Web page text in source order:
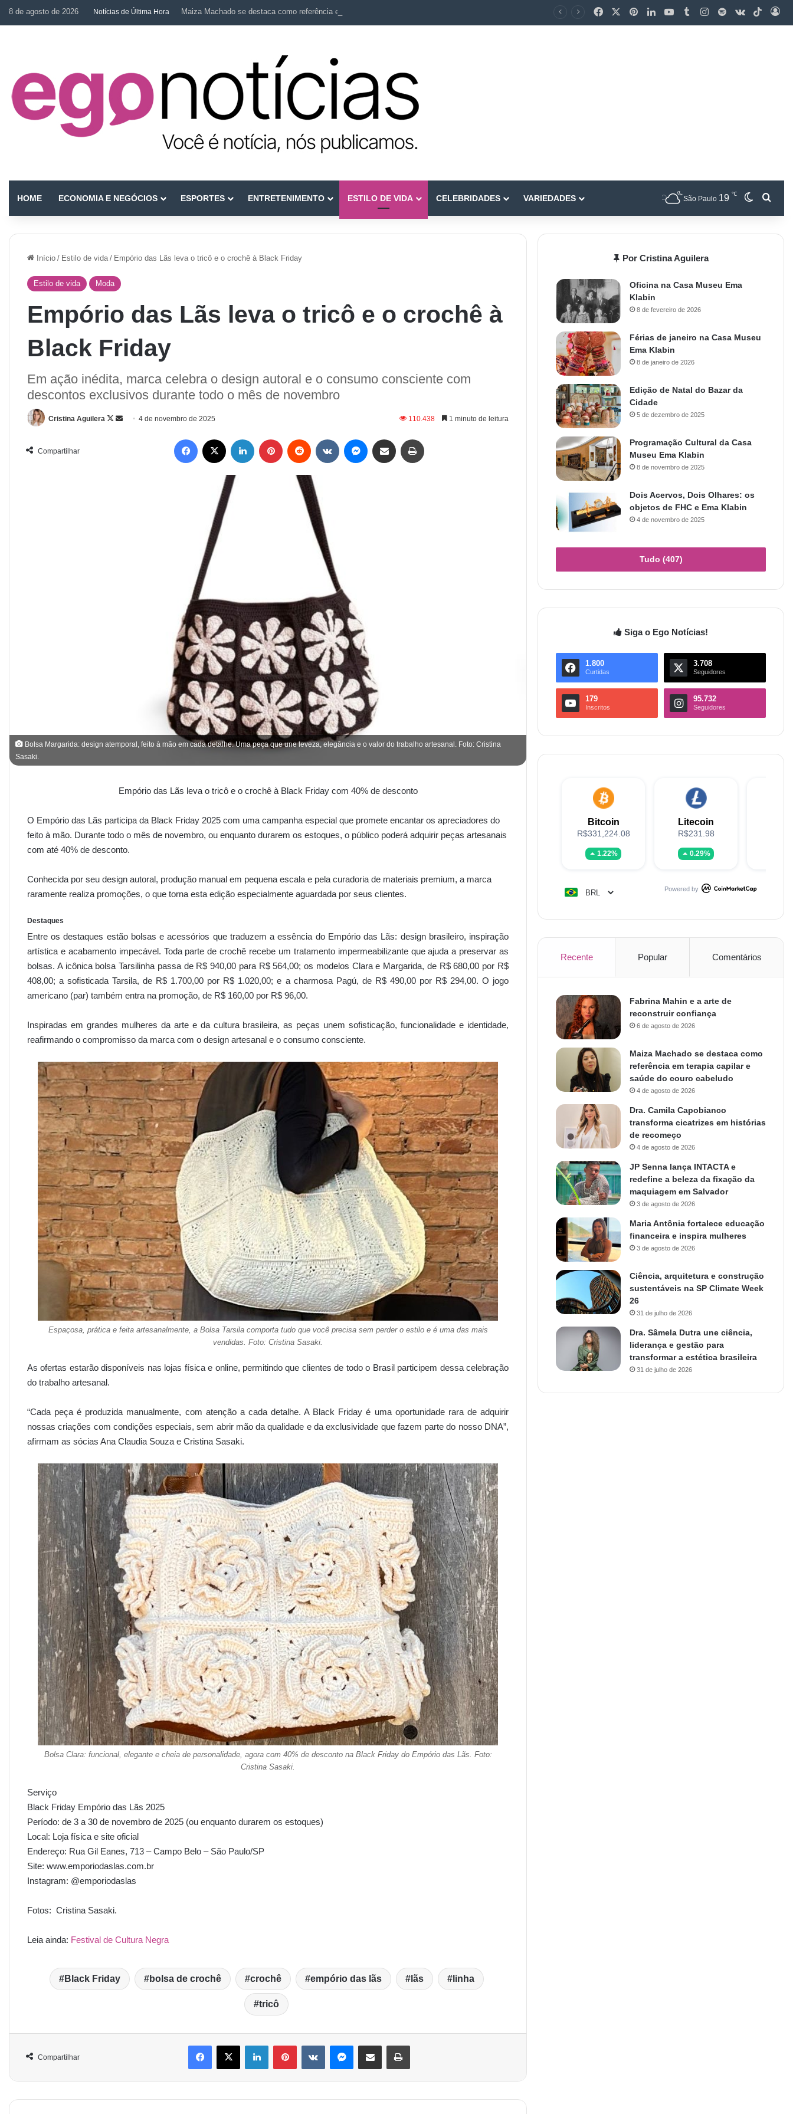
8 de agosto de 2026 Notícias de Última Hora Maiza Machado se destaca como referência em terapia capilar e saúde do couro cabeludo
HOME ECONOMIA E NEGÓCIOS ESPORTES ENTRETENIMENTO ESTILO DE VIDA CELEBRIDADES VARIEDADES São Paulo 19 ℃
Início / Estilo de vida / Empório das Lãs leva o tricô e o crochê à Black Friday
Estilo de vida Moda
Empório das Lãs leva o tricô e o crochê à
Black Friday
Em ação inédita, marca celebra o design autoral e o consumo consciente com
descontos exclusivos durante todo o mês de novembro
Cristina Aguilera 4 de novembro de 2025 110.438 1 minuto de leitura
Compartilhar
Bolsa Margarida: design atemporal, feito à mão em cada detalhe. Uma peça que une leveza, elegância e o valor do trabalho artesanal. Foto: Cristina
Sasaki.
Empório das Lãs leva o tricô e o crochê à Black Friday com 40% de desconto
O Empório das Lãs participa da Black Friday 2025 com uma campanha especial que promete encantar os apreciadores do
feito à mão. Durante todo o mês de novembro, ou enquanto durarem os estoques, o público poderá adquirir peças artesanais
com até 40% de desconto.
Conhecida por seu design autoral, produção manual em pequena escala e pela curadoria de materiais premium, a marca
raramente realiza promoções, o que torna esta edição especialmente aguardada por seus clientes.
Destaques
Entre os destaques estão bolsas e acessórios que traduzem a essência do Empório das Lãs: design brasileiro, inspiração
artística e acabamento impecável. Toda parte de crochê recebe um tratamento impermeabilizante que ajuda a preservar as
bolsas. A icônica bolsa Tarsilinha passa de R$ 940,00 para R$ 564,00; os modelos Clara e Margarida, de R$ 680,00 por R$
408,00; a sofisticada Tarsila, de R$ 1.700,00 por R$ 1.020,00; e a charmosa Pagú, de R$ 490,00 por R$ 294,00. O jogo
americano (par) também entra na promoção, de R$ 160,00 por R$ 96,00.
Inspiradas em grandes mulheres da arte e da cultura brasileira, as peças unem sofisticação, funcionalidade e identidade,
reafirmando o compromisso da marca com o design artesanal e o consumo consciente.
Espaçosa, prática e feita artesanalmente, a Bolsa Tarsila comporta tudo que você precisa sem perder o estilo e é uma das mais
vendidas. Foto: Cristina Sasaki.
As ofertas estarão disponíveis nas lojas física e online, permitindo que clientes de todo o Brasil participem dessa celebração
do trabalho artesanal.
“Cada peça é produzida manualmente, com atenção a cada detalhe. A Black Friday é uma oportunidade rara de adquirir
nossas criações com condições especiais, sem abrir mão da qualidade e da exclusividade que fazem parte do nosso DNA”,
afirmam as sócias Ana Claudia Souza e Cristina Sasaki.
Bolsa Clara: funcional, elegante e cheia de personalidade, agora com 40% de desconto na Black Friday do Empório das Lãs. Foto:
Cristina Sasaki.
Serviço
Black Friday Empório das Lãs 2025
Período: de 3 a 30 de novembro de 2025 (ou enquanto durarem os estoques)
Local: Loja física e site oficial
Endereço: Rua Gil Eanes, 713 – Campo Belo – São Paulo/SP
Site: www.emporiodaslas.com.br
Instagram: @emporiodaslas
Fotos: Cristina Sasaki.
Leia ainda: Festival de Cultura Negra
Black Friday bolsa de crochê crochê empório das lãs lãs linha
tricô
Compartilhar
Por Cristina Aguilera
Oficina na Casa Museu Ema
Klabin
8 de fevereiro de 2026
Férias de janeiro na Casa Museu
Ema Klabin
8 de janeiro de 2026
Edição de Natal do Bazar da
Cidade
5 de dezembro de 2025
Programação Cultural da Casa
Museu Ema Klabin
8 de novembro de 2025
Dois Acervos, Dois Olhares: os
objetos de FHC e Ema Klabin
4 de novembro de 2025
Tudo (407)
Siga o Ego Notícias!
1.800
Curtidas
3.708
Seguidores
179
Inscritos
95.732
Seguidores
Bitcoin
R$331,224.08
1.22%
Litecoin
R$231.98
0.29%
Powered by
Recente Popular Comentários
Fabrina Mahin e a arte de
reconstruir confiança
6 de agosto de 2026
Maiza Machado se destaca como
referência em terapia capilar e
saúde do couro cabeludo
4 de agosto de 2026
Dra. Camila Capobianco
transforma cicatrizes em histórias
de recomeço
4 de agosto de 2026
JP Senna lança INTACTA e
redefine a beleza da fixação da
maquiagem em Salvador
3 de agosto de 2026
Maria Antônia fortalece educação
financeira e inspira mulheres
3 de agosto de 2026
Ciência, arquitetura e construção
sustentáveis na SP Climate Week
26
31 de julho de 2026
Dra. Sâmela Dutra une ciência,
liderança e gestão para
transformar a estética brasileira
31 de julho de 2026